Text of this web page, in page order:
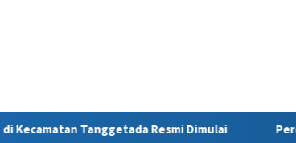
Dimulai Pererat Sinergi Wujudkan